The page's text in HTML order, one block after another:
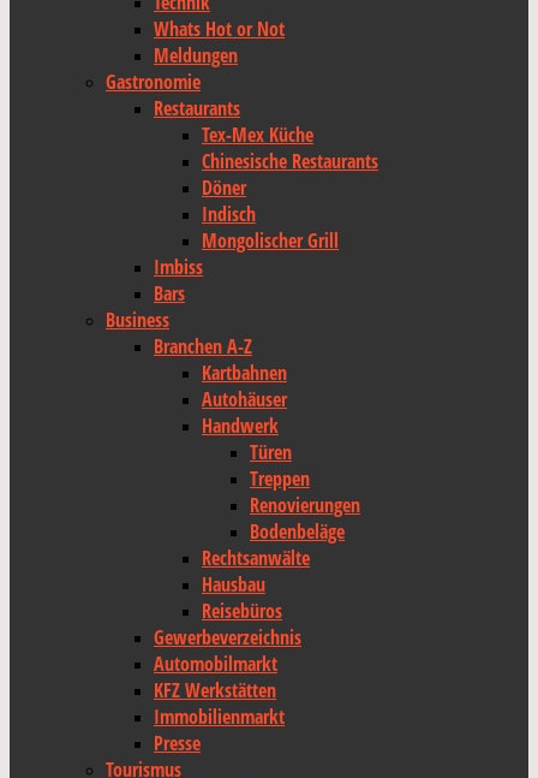
Whats Hot or Not
Meldungen
Gastronomie
Restaurants
Tex-Mex Küche
Chinesische Restaurants
Döner
Indisch
Mongolischer Grill
Imbiss
Bars
Business
Branchen A-Z
Kartbahnen
Autohäuser
Handwerk
Türen
Treppen
Renovierungen
Bodenbeläge
Rechtsanwälte
Hausbau
Reisebüros
Gewerbeverzeichnis
Automobilmarkt
KFZ Werkstätten
Immobilienmarkt
Presse
Tourismus